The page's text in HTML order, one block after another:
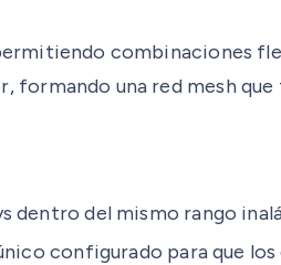
combinaciones
formando una red mesh
dentro del mismo rango
configurado para que